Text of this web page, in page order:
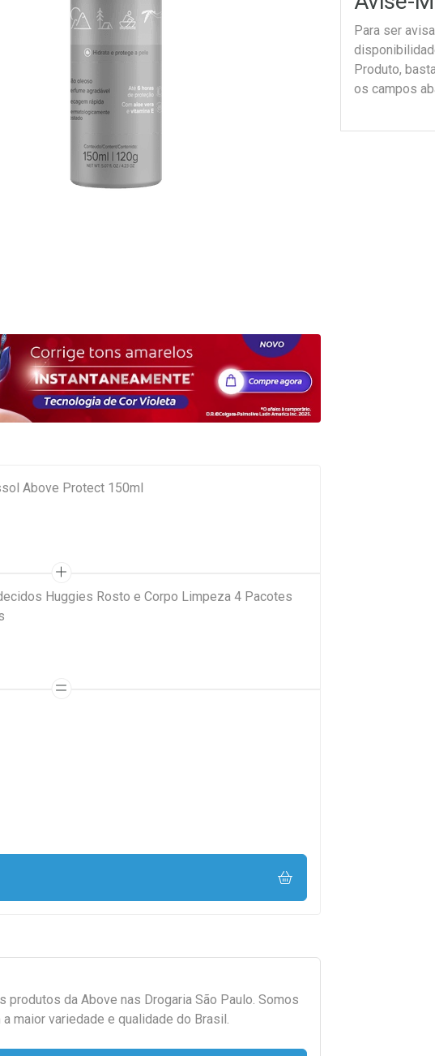
Para ser
Produto,
os campos
Above Protect 150ml
Huggies Rosto e Corpo Limpeza 4 Pacotes
produtos da Above nas Drogaria São Paulo. Somos
a maior variedade e qualidade do Brasil.